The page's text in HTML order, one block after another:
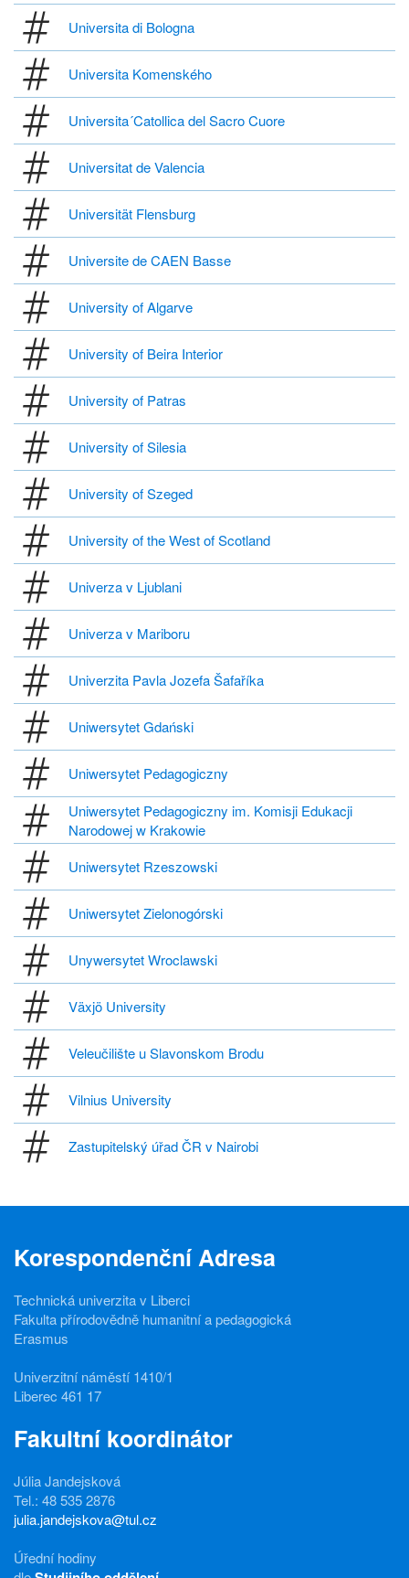
Universita di Bologna
Universita Komenského
Universita´Catollica del Sacro Cuore
Universitat de Valencia
Universität Flensburg
Universite de CAEN Basse
University of Algarve
University of Beira Interior
University of Patras
University of Silesia
University of Szeged
University of the West of Scotland
Univerza v Ljublani
Univerza v Mariboru
Univerzita Pavla Jozefa Šafaříka
Uniwersytet Gdański
Uniwersytet Pedagogiczny
Uniwersytet Pedagogiczny im. Komisji Edukacji
Narodowej w Krakowie
Uniwersytet Rzeszowski
Uniwersytet Zielonogórski
Unywersytet Wroclawski
Växjö University
Veleučilište u Slavonskom Brodu
Vilnius University
Zastupitelský úřad ČR v Nairobi
Korespondenční Adresa
Technická univerzita v Liberci
Fakulta přírodovědně humanitní a pedagogická
Erasmus
Univerzitní náměstí 1410/1
Liberec 461 17
Fakultní koordinátor
Júlia Jandejsková
Tel.: 48 535 2876
julia.jandejskova@tul.cz
Úřední hodiny